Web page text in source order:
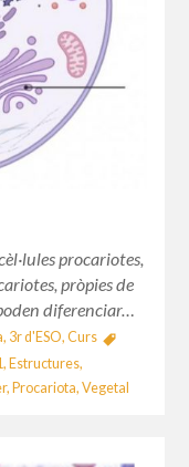
procariotes,
pròpies de
diferenciar…
, 3r d'ESO, Curs
, Estructures,
, Procariota,Vegetal